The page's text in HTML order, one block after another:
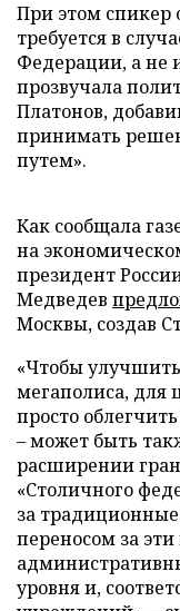
При этом спикер
требуется в
Федерации, а не
прозвучала
Платонов,
принимать
путем».
Как сообщала
на
президент
Медведев
Москвы, создав
«Чтобы
мегаполиса, для
просто
– может быть
расширении
«Столичного
за
переносом за
уровня и,